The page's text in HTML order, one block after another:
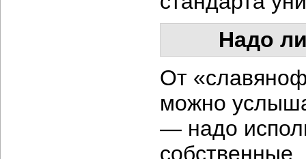
Надо
От
можно
— надо